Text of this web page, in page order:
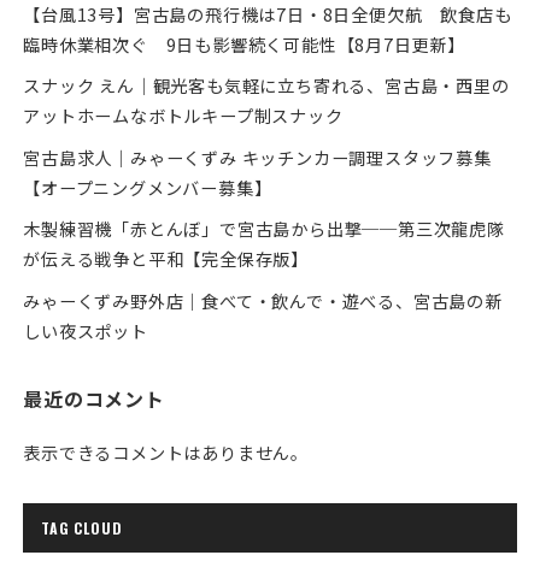
【台風13号】宮古島の飛行機は7日・8日全便欠航 飲食店も
臨時休業相次ぐ 9日も影響続く可能性【8月7日更新】
スナック えん｜観光客も気軽に立ち寄れる、宮古島・西里の
アットホームなボトルキープ制スナック
宮古島求人｜みゃーくずみ キッチンカー調理スタッフ募集
【オープニングメンバー募集】
木製練習機「赤とんぼ」で宮古島から出撃──第三次龍虎隊
が伝える戦争と平和【完全保存版】
みゃーくずみ野外店｜食べて・飲んで・遊べる、宮古島の新
しい夜スポット
最近のコメント
表示できるコメントはありません。
TAG CLOUD